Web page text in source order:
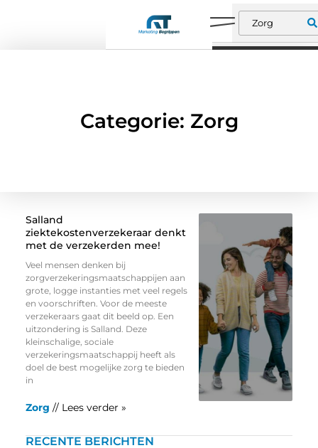
Categorie: Zorg
RECENTE BERICHTEN
Salland
ziektekostenverzekeraar denkt
met de verzekerden mee!
Veel mensen denken bij
zorgverzekeringsmaatschappijen aan
grote, logge instanties met veel regels
en voorschriften. Voor de meeste
verzekeraars gaat dit beeld op. Een
uitzondering is Salland. Deze
kleinschalige, sociale
verzekeringsmaatschappij heeft als
doel de best mogelijke zorg te bieden
in
Zorg // Lees verder »